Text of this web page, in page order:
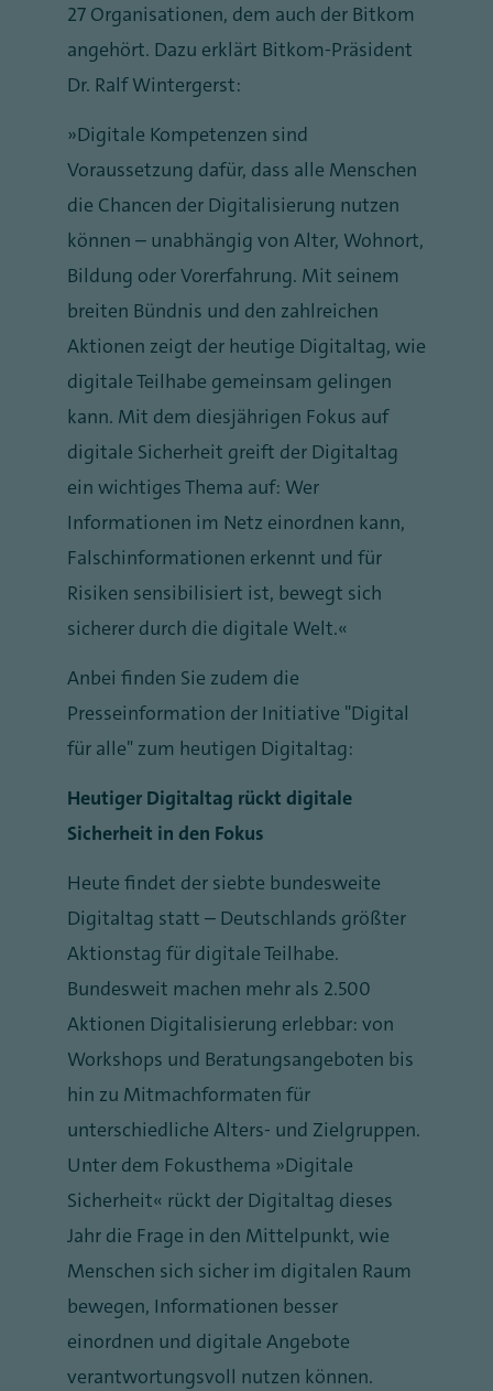
27 Organisationen, dem auch der Bitkom
angehört. Dazu erklärt Bitkom-Präsident
Dr. Ralf Wintergerst:
„Digitale Kompetenzen sind
Voraussetzung dafür, dass alle Menschen
die Chancen der Digitalisierung nutzen
können – unabhängig von Alter, Wohnort,
Bildung oder Vorerfahrung. Mit seinem
breiten Bündnis und den zahlreichen
Aktionen zeigt der heutige Digitaltag, wie
digitale Teilhabe gemeinsam gelingen
kann. Mit dem diesjährigen Fokus auf
digitale Sicherheit greift der Digitaltag
ein wichtiges Thema auf: Wer
Informationen im Netz einordnen kann,
Falschinformationen erkennt und für
Risiken sensibilisiert ist, bewegt sich
sicherer durch die digitale Welt.“
Anbei finden Sie zudem die
Presseinformation der Initiative "Digital
für alle" zum heutigen Digitaltag:
Heutiger Digitaltag rückt digitale
Sicherheit in den Fokus
Heute findet der siebte bundesweite
Digitaltag statt – Deutschlands größter
Aktionstag für digitale Teilhabe.
Bundesweit machen mehr als 2.500
Aktionen Digitalisierung erlebbar: von
Workshops und Beratungsangeboten bis
hin zu Mitmachformaten für
unterschiedliche Alters- und Zielgruppen.
Unter dem Fokusthema „Digitale
Sicherheit“ rückt der Digitaltag dieses
Jahr die Frage in den Mittelpunkt, wie
Menschen sich sicher im digitalen Raum
bewegen, Informationen besser
einordnen und digitale Angebote
verantwortungsvoll nutzen können.